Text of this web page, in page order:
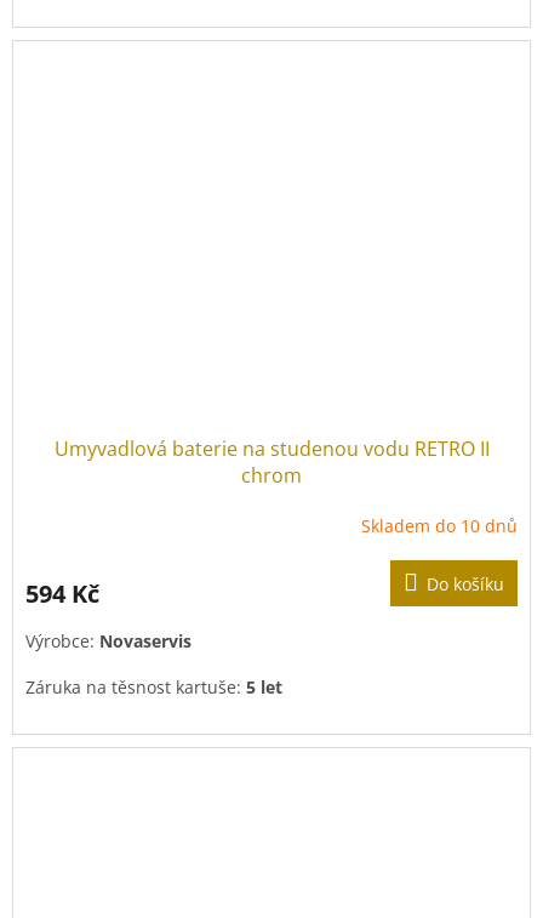
Umyvadlová baterie na studenou vodu RETRO II
chrom
Skladem do 10 dnů
594 Kč Do košíku
Výrobce: Novaservis
Záruka na těsnost kartuše: 5 let